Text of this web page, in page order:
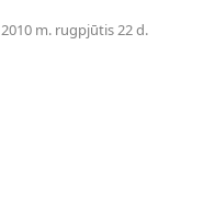
2010 m. rugpjūtis 22 d.